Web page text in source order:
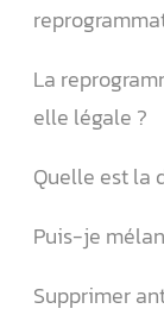
La
elle légale ?
Quelle est la
Puis-je
Supprimer